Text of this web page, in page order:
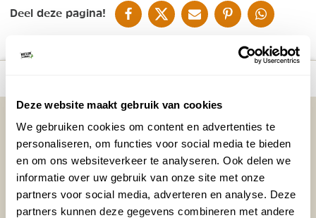
Deze website maakt gebruik van cookies
We gebruiken cookies om content en advertenties te
personaliseren, om functies voor social media te bieden
en om ons websiteverkeer te analyseren. Ook delen we
informatie over uw gebruik van onze site met onze
partners voor social media, adverteren en analyse. Deze
partners kunnen deze gegevens combineren met andere
Deel deze pagina! DELEN OP FACEBOOK
DELEN OP XDELEN VIA DE MAIL
DELEN OP PINTEREST
DELEN OP
Vakantietips & Inspiratie?
Voornaam Achternaam
E-mailadres* Waar ligt je interesse?